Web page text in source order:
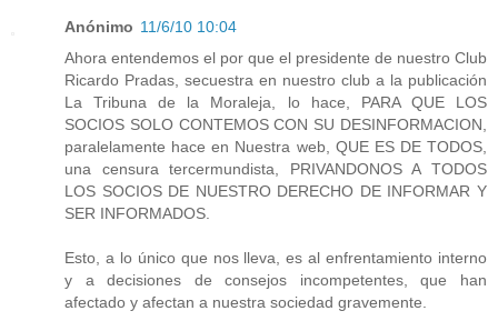
Anónimo 11/6/10 10:04
Ahora entendemos el por que el presidente de nuestro Club
Ricardo Pradas, secuestra en nuestro club a la publicación
La Tribuna de la Moraleja, lo hace, PARA QUE LOS
SOCIOS SOLO CONTEMOS CON SU DESINFORMACION,
paralelamente hace en Nuestra web, QUE ES DE TODOS,
una censura tercermundista, PRIVANDONOS A TODOS
LOS SOCIOS DE NUESTRO DERECHO DE INFORMAR Y
SER INFORMADOS.
Esto, a lo único que nos lleva, es al enfrentamiento interno
y a decisiones de consejos incompetentes, que han
afectado y afectan a nuestra sociedad gravemente.